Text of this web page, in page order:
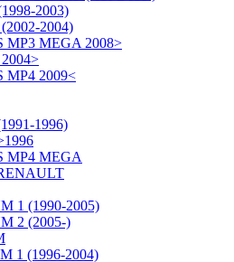
2003)
2004)
MP3 MEGA 2008>
MP4 2009<
1996)
MP4 MEGA
1 (1990-2005)
2 (2005-)
1 (1996-2004)